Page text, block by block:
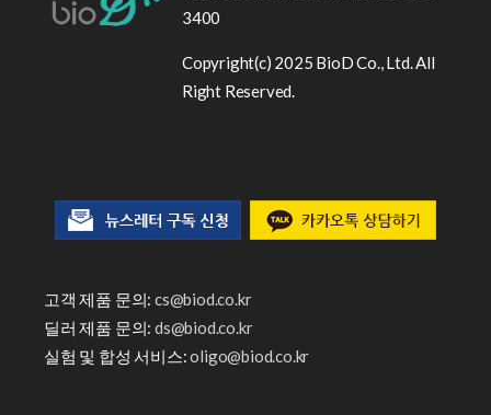
3400
Copyright(c) 2025 BioD Co., Ltd. All
Right Reserved.
고객 제품 문의: cs@biod.co.kr
딜러 제품 문의: ds@biod.co.kr
실험 및 합성 서비스:oligo@biod.co.kr